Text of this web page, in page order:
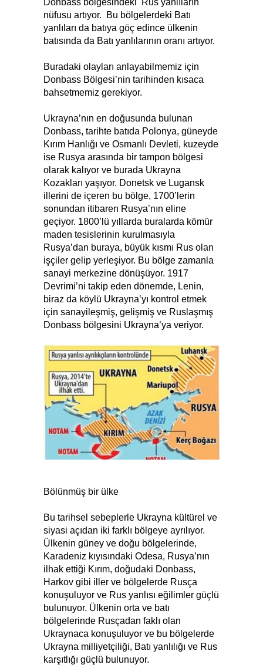
Donbass bölgesindeki Rus yanlıların
nüfusu artıyor. Bu bölgelerdeki Batı
yanlıları da batıya göç edince ülkenin
batısında da Batı yanlılarının oranı artıyor.
Buradaki olayları anlayabilmemiz için
Donbass Bölgesi’nin tarihinden kısaca
bahsetmemiz gerekiyor.
Ukrayna’nın en doğusunda bulunan
Donbass, tarihte batıda Polonya, güneyde
Kırım Hanlığı ve Osmanlı Devleti, kuzeyde
ise Rusya arasında bir tampon bölgesi
olarak kalıyor ve burada Ukrayna
Kozakları yaşıyor. Donetsk ve Lugansk
illerini de içeren bu bölge, 1700’lerin
sonundan itibaren Rusya’nın eline
geçiyor. 1800’lü yıllarda buralarda kömür
maden tesislerinin kurulmasıyla
Rusya’dan buraya, büyük kısmı Rus olan
işçiler gelip yerleşiyor. Bu bölge zamanla
sanayi merkezine dönüşüyor. 1917
Devrimi’ni takip eden dönemde, Lenin,
biraz da köylü Ukrayna’yı kontrol etmek
için sanayileşmiş, gelişmiş ve Ruslaşmış
Donbass bölgesini Ukrayna’ya veriyor.
Bölünmüş bir ülke
Bu tarihsel sebeplerle Ukrayna kültürel ve
siyasi açıdan iki farklı bölgeye ayrılıyor.
Ülkenin güney ve doğu bölgelerinde,
Karadeniz kıyısındaki Odesa, Rusya’nın
ilhak ettiği Kırım, doğudaki Donbass,
Harkov gibi iller ve bölgelerde Rusça
konuşuluyor ve Rus yanlısı eğilimler güçlü
bulunuyor. Ülkenin orta ve batı
bölgelerinde Rusçadan faklı olan
Ukraynaca konuşuluyor ve bu bölgelerde
Ukrayna milliyetçiliği, Batı yanlılığı ve Rus
karşıtlığı güçlü bulunuyor.